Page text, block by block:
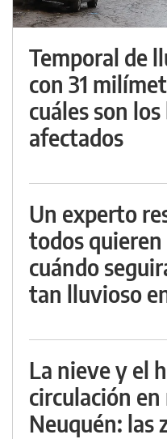
Temporal de
con 31
cuáles son
afectados
Un experto
todos quieren
cuándo
tan lluvioso
La nieve y el
circulación
Neuquén: las